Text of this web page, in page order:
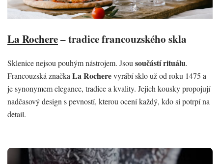
La Rochere– tradice francouzského skla
Sklenice nejsou pouhým nástrojem. Jsou součástí rituálu.
Francouzská značka La Rocherevyrábí sklo už od roku 1475 a
je synonymem elegance, tradice a kvality. Jejich kousky propojují
nadčasový design s pevností, kterou ocení každý, kdo si potrpí na
detail.